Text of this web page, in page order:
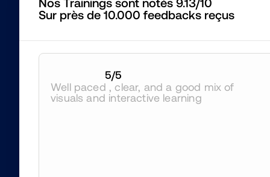
Sur près de 10.000 feedbacks reçus
5/5
Well paced , clear, and a good mix of
visuals and interactive learning